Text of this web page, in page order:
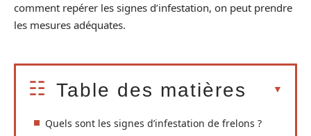
comment repérer les signes d’infestation, on peut prendre
les mesures adéquates.
Table des matières
Quels sont les signes d’infestation de frelons ?